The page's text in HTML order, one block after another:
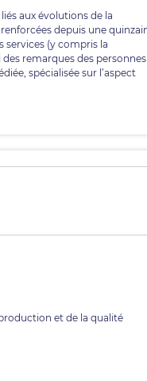
aux évolutions de la
depuis une
services (y compris la
remarques des personnes
spécialisée sur l’aspect
et de la qualité